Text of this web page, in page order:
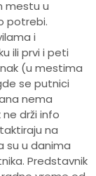
mestu u
potrebi.
i
ili prvi i peti
(u mestima
se putnici
nema
drži info
na
su u danima
Predstavnik